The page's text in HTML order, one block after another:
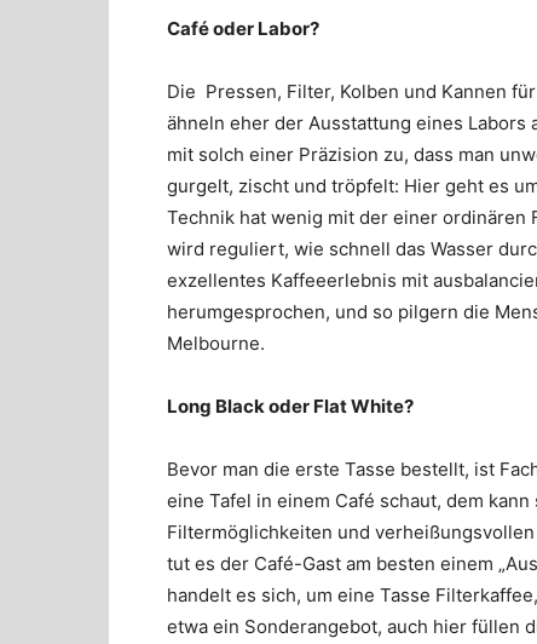
Café oder Labor?
Die Pressen, Filter, Kolben und Kannen
ähneln eher der Ausstattung eines Labors
mit solch einer Präzision zu, dass man
gurgelt, zischt und tröpfelt: Hier geht es
Technik hat wenig mit der einer
wird reguliert, wie schnell das Wasser
exzellentes Kaffeeerlebnis mit
herumgesprochen, und so pilgern die
Melbourne.
Long Black oder Flat White?
Bevor man die erste Tasse bestellt, ist
eine Tafel in einem Café schaut, dem
Filtermöglichkeiten und
tut es der Café-Gast am besten einem
handelt es sich, um eine Tasse
etwa ein Sonderangebot, auch hier füllen